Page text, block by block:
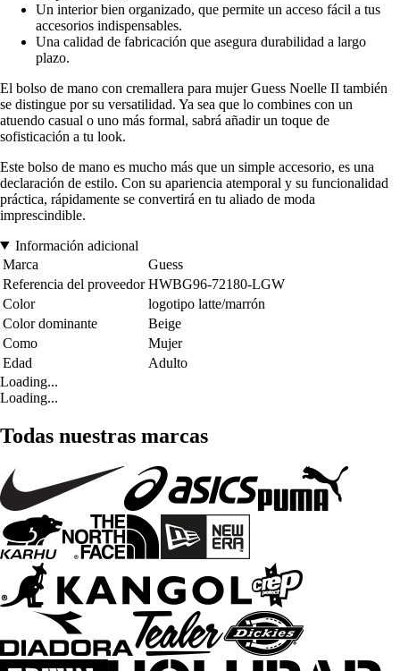
Un interior bien organizado, que permite un acceso fácil a tus
accesorios indispensables.
Una calidad de fabricación que asegura durabilidad a largo
plazo.
El bolso de mano con cremallera para mujer Guess Noelle II también
se distingue por su versatilidad. Ya sea que lo combines con un
atuendo casual o uno más formal, sabrá añadir un toque de
sofisticación a tu look.
Este bolso de mano es mucho más que un simple accesorio, es una
declaración de estilo. Con su apariencia atemporal y su funcionalidad
práctica, rápidamente se convertirá en tu aliado de moda
imprescindible.
Información adicional
Marca
Guess
Referencia del proveedor HWBG96-72180-LGW
Color
logotipo latte/marrón
Color dominante
Beige
Como
Mujer
Edad
Adulto
Loading...
Loading...
Todas nuestras marcas